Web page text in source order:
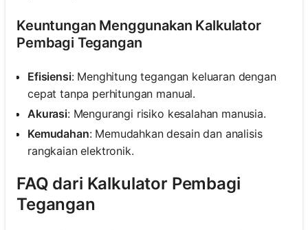
Keuntungan Menggunakan Kalkulator
Pembagi Tegangan
Efisiensi: Menghitung tegangan keluaran dengan
cepat tanpa perhitungan manual.
Akurasi: Mengurangi risiko kesalahan manusia.
Kemudahan: Memudahkan desain dan analisis
rangkaian elektronik.
FAQ dari Kalkulator Pembagi
Tegangan